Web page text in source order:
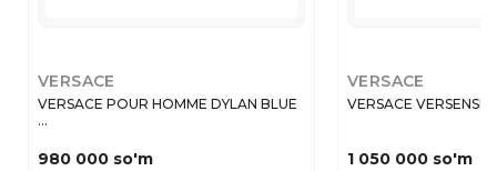
VERSACE
VERSACE POUR HOMME DYLAN BLUE
...
980 000 so'm
VERSACE
VERSACE VERSENSE
1 050 000 so'm